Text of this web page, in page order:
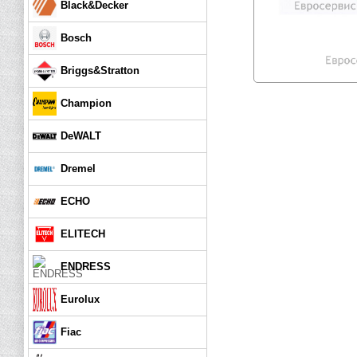
Black&Decker
Bosch
Briggs&Stratton
Champion
DeWALT
Dremel
ECHO
ELITECH
ENDRESS
Eurolux
Fiac